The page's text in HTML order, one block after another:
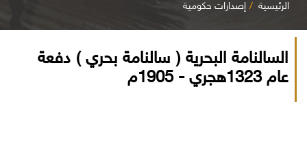
الرئيسية إصدارات حكومية
السالنامة البحرية ( سالنامة بحري ) دفعة
عام 1323هجري - 1905م